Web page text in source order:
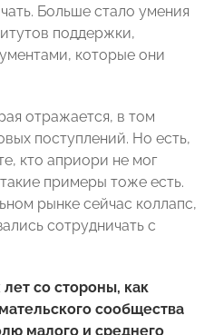
Больше стало умения
поддержки,
которые они
отражается, в том
поступлений. Но есть,
кто априори не мог
примеры тоже есть.
рынке сейчас коллапс,
сотрудничать с
со стороны, как
сообщества
малого и среднего